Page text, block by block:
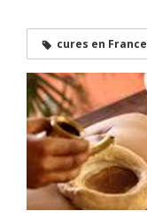
cures en France